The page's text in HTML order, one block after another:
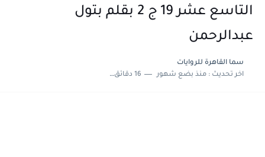
التاسع عشر 19 ج 2 بقلم بتول
عبدالرحمن
سما القاهرة للروايات
اخر تحديث :منذ بضع شهور 16 دقائق للقراءة